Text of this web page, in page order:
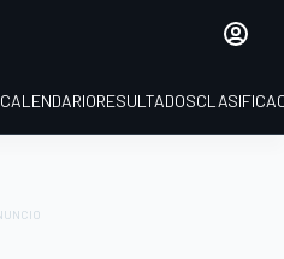
CALENDARIORESULTADOS